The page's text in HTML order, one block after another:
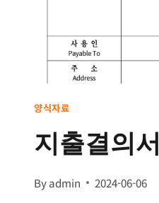
양식자료
지출결의서
Byadmin 2024-06-06